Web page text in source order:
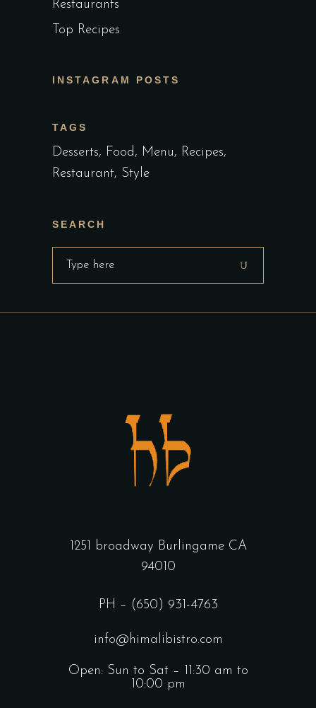
Restaurants
Top Recipes
INSTAGRAM POSTS
TAGS
Desserts Food Menu
Recipes
Restaurant Style
SEARCH
Search
1251 broadway Burlingame CA
94010
PH – (650) 931-4763
info@himalibistro.com
Open: Sun to Sat – 11:30 am to
10:00 pm